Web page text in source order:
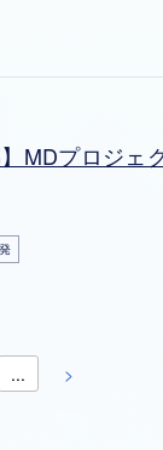
MDプロジェ
... >